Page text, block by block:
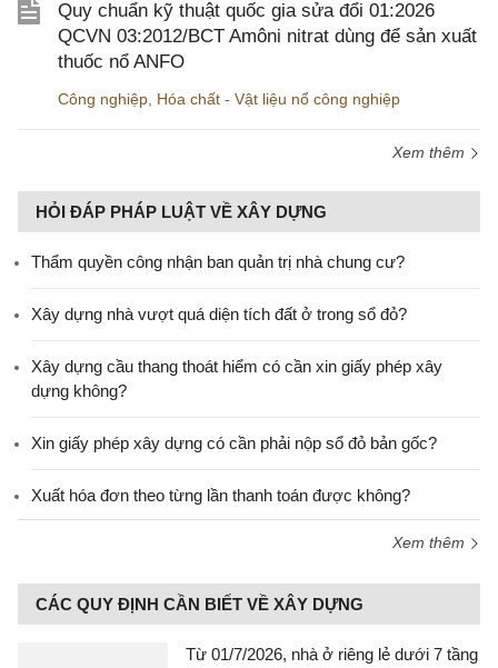
Quy chuẩn kỹ thuật quốc gia sửa đổi 01:2026
QCVN 03:2012/BCT Amôni nitrat dùng để sản xuất
thuốc nổ ANFO
Công nghiệp Hóa chất - Vật liệu nổ công nghiệp
Xem thêm
HỎI ĐÁP PHÁP LUẬT VỀ XÂY DỰNG
Thẩm quyền công nhận ban quản trị nhà chung cư?
Xây dựng nhà vượt quá diện tích đất ở trong sổ đỏ?
Xây dựng cầu thang thoát hiểm có cần xin giấy phép xây
dựng không?
Xin giấy phép xây dựng có cần phải nộp sổ đỏ bản gốc?
Xuất hóa đơn theo từng lần thanh toán được không?
Xem thêm
CÁC QUY ĐỊNH CẦN BIẾT VỀ XÂY DỰNG
Từ 01/7/2026, nhà ở riêng lẻ dưới 7 tầng